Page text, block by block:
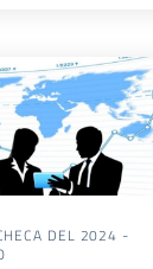
DEL 2024 -